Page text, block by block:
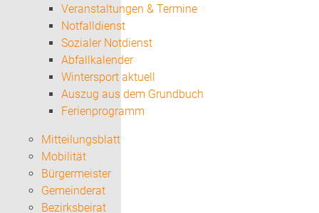
Veranstaltungen & Termine
Notfalldienst
Sozialer Notdienst
Abfallkalender
Wintersport aktuell
Auszug aus dem Grundbuch
Ferienprogramm
Mitteilungsblatt
Mobilität
Bürgermeister
Gemeinderat
Bezirksbeirat